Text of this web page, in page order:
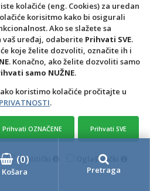
Pravila privatnosti
Prigovor potrošača –
reklamacije
KULE BIOGRAD d.o.o.
IMC 24.11.14.1
kolačiće (eng. Cookies) za uredan
korisitmo kako bi osigurali
Ako se slažete sa
vaš uređaj, odaberite Prihvati SVE.
koje želite dozvoliti, označite ih i
. Konačno, ako želite dozvoliti samo
samo NUŽNE.
koristimo kolačiće pročitajte u
.
Prihvati OZNAČENE Prihvati SVE
Analitički
Oglašivački
(0)
Košara Pretraga